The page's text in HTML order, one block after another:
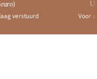
verstuurd Voor